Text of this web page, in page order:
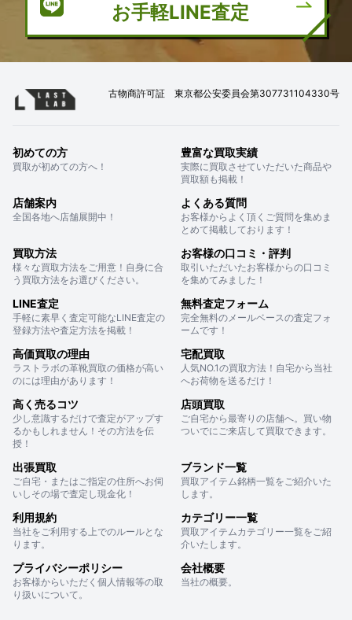
お手軽LINE査定
古物商許可証 東京都公安委員会第307731104330号
初めての方
買取が初めての方へ！
豊富な買取実績
実際に買取させていただいた商品や
買取額も掲載！
店舗案内
全国各地へ店舗展開中！
よくある質問
お客様からよく頂くご質問を集めま
とめて掲載しております！
買取方法
様々な買取方法をご用意！自身に合
う買取方法をお選びください。
お客様の口コミ・評判
取引いただいたお客様からの口コミ
を集めてみました！
LINE査定
手軽に素早く査定可能なLINE査定の
登録方法や査定方法を掲載！
無料査定フォーム
完全無料のメールベースの査定フォ
ームです！
高価買取の理由
ラストラボの革靴買取の価格が高い
のには理由があります！
宅配買取
人気NO.1の買取方法！自宅から当社
へお荷物を送るだけ！
高く売るコツ
少し意識するだけで査定がアップす
るかもしれません！その方法を伝
授！
店頭買取
ご自宅から最寄りの店舗へ。買い物
ついでにご来店して買取できます。
出張買取
ご自宅・またはご指定の住所へお伺
いしその場で査定し現金化！
ブランド一覧
買取アイテム銘柄一覧をご紹介いた
します。
利用規約
当社をご利用する上でのルールとな
ります。
カテゴリー一覧
買取アイテムカテゴリー一覧をご紹
介いたします。
プライバシーポリシー
お客様からいただく個人情報等の取
り扱いについて。
会社概要
当社の概要。